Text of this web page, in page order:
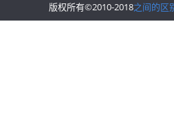
版权所有©2010-2018之间的区